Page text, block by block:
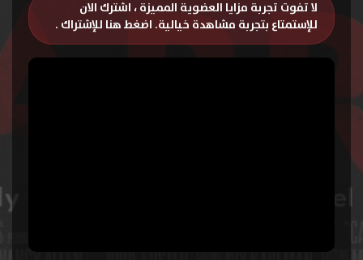
لا تفوت تجربة مزايا العضوية المميزة ، اشترك الان
للإستمتاع بتجربة مشاهدة خيالية. اضغط هنا للإشتراك .